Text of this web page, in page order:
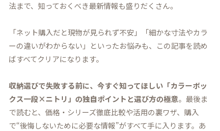
法まで、知っておくべき最新情報も盛りだくさん。
「ネット購入だと現物が見られず不安」「細かな寸法やカラ
ーの違いがわからない」といったお悩みも、この記事を読め
ばすべてクリアになります。
収納選びで失敗する前に、今すぐ知ってほしい「カラーボッ
クス一段×ニトリ」の独自ポイントと選び方の極意。最後ま
で読むと、価格・シリーズ徹底比較や活用の裏ワザ、購入
で“後悔しないために必要な情報”がすべて手に入ります。あ